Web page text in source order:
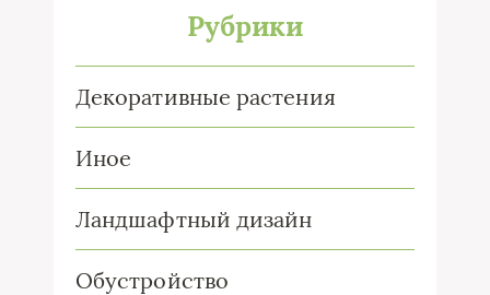
Рубрики
Декоративные растения
Иное
Ландшафтный дизайн
Обустройство